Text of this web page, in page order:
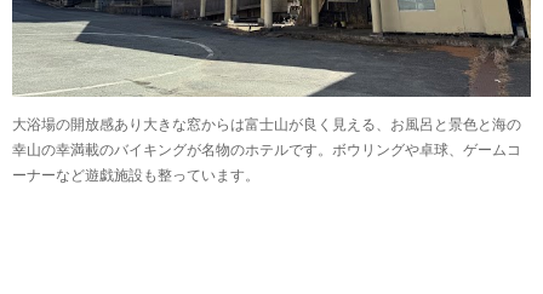
大浴場の開放感あり大きな窓からは富士山が良く見える、お風呂と景色と海の
幸山の幸満載のバイキングが名物のホテルです。ボウリングや卓球、ゲームコ
ーナーなど遊戯施設も整っています。